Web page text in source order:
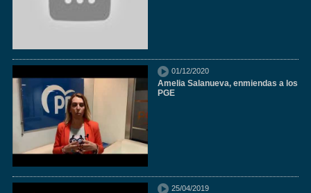
01/12/2020
Amelia Salanueva, enmiendas a los
PGE
25/04/2019